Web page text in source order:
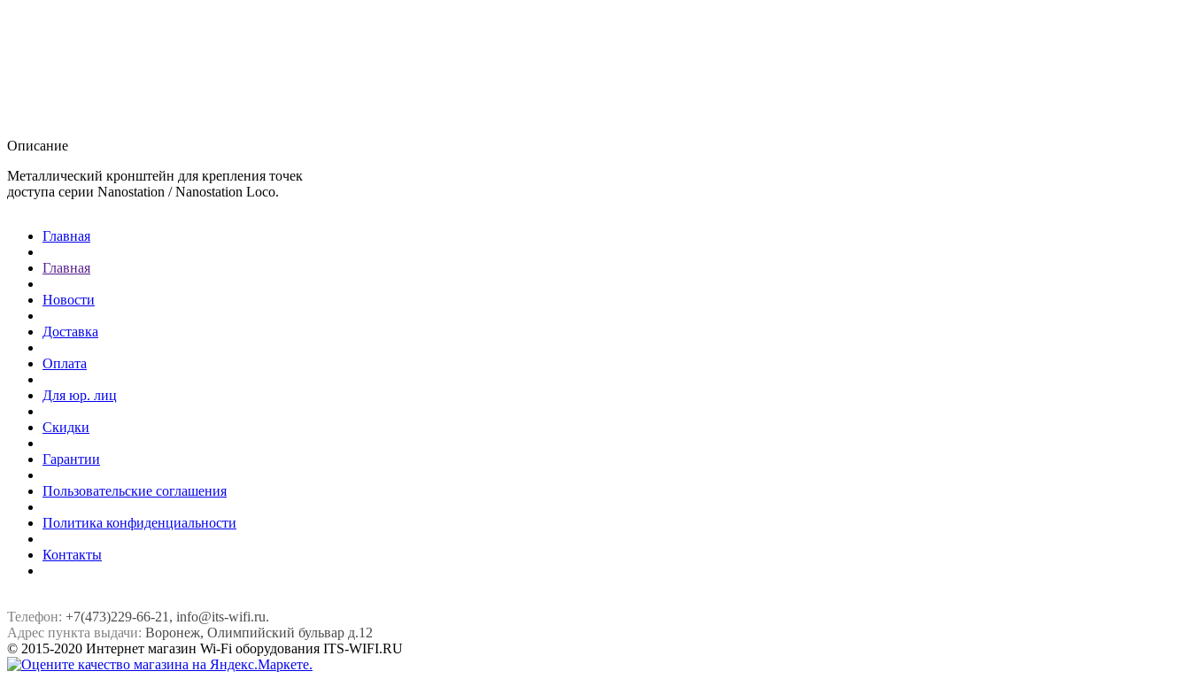
Описание
Металлический кронштейн для крепления точек
доступа серии Nanostation / Nanostation Loco.
Главная
Главная
Новости
Доставка
Оплата
Для юр. лиц
Скидки
Гарантии
Пользовательские соглашения
Политика конфиденциальности
Контакты
Телефон: +7(473)229-66-21, info@its-wifi.ru.
Адрес пункта выдачи: Воронеж, Олимпийский бульвар д.12
© 2015-2020 Интернет магазин Wi-Fi оборудования ITS-WIFI.RU